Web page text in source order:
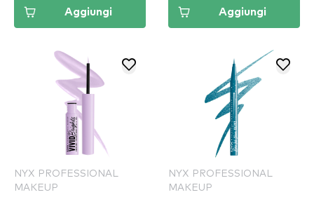
Aggiungi Aggiungi
NYX PROFESSIONAL
MAKEUP
NYX PROFESSIONAL
MAKEUP